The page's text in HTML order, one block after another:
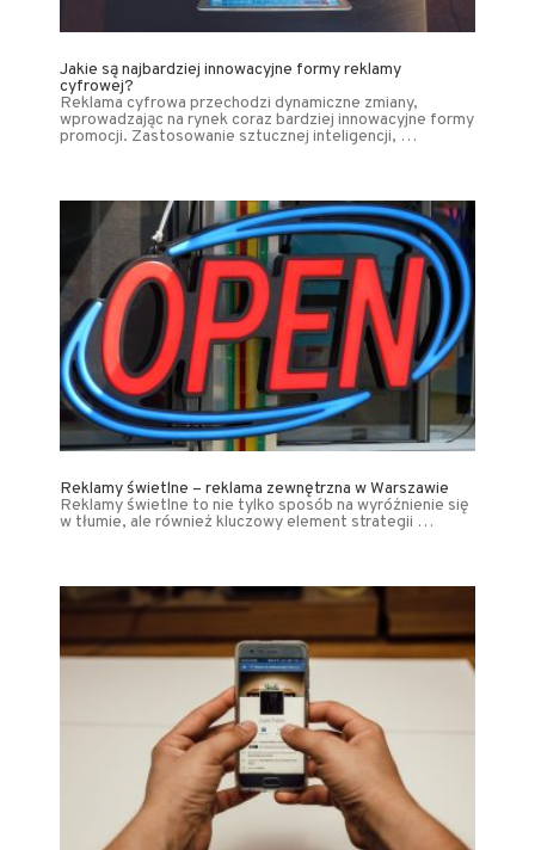
Jakie są najbardziej innowacyjne formy reklamy
cyfrowej?
Reklama cyfrowa przechodzi dynamiczne zmiany,
wprowadzając na rynek coraz bardziej innowacyjne formy
promocji. Zastosowanie sztucznej inteligencji, …
Reklamy świetlne – reklama zewnętrzna w Warszawie
Reklamy świetlne to nie tylko sposób na wyróżnienie się
w tłumie, ale również kluczowy element strategii …